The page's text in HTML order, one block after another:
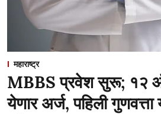
महाराष्ट्र
MBBS प्रवेश सुरू; १२
येणार अर्ज, पहिली गुणवत्ता